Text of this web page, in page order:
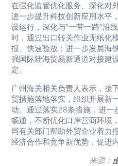
在强化监管优化服务、深化对
进一步提升科技创新应用水平
设运行，深化与“一带一路”沿
时，通过出口转关作业无纸化
报、快速验放；进一步发展海
强国际陆海贸易新通道对接建
定。
广州海关相关负责人表示，接
贸措施落地落实，组织开展新
动。通过落实28条措施，进一
畅通，不断优化口岸营商环境
同有关部门帮助外贸企业着力
经济合作和竞争新优势，促进
来源：